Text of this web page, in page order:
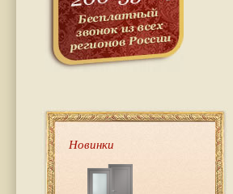
Новинки